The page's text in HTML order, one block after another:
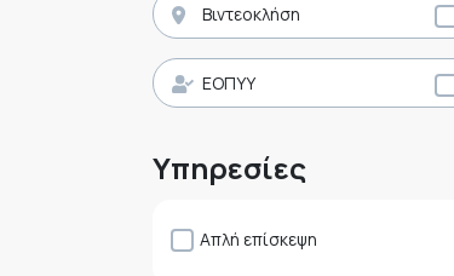
Βιντεοκλήση
ΕΟΠΥΥ
Υπηρεσίες
Απλή επίσκεψη